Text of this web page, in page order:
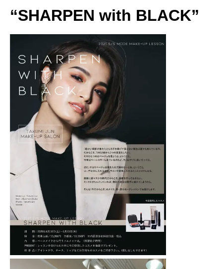
“SHARPEN with BLACK”